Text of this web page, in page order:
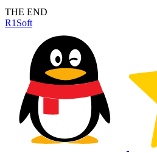
THE END
R1Soft